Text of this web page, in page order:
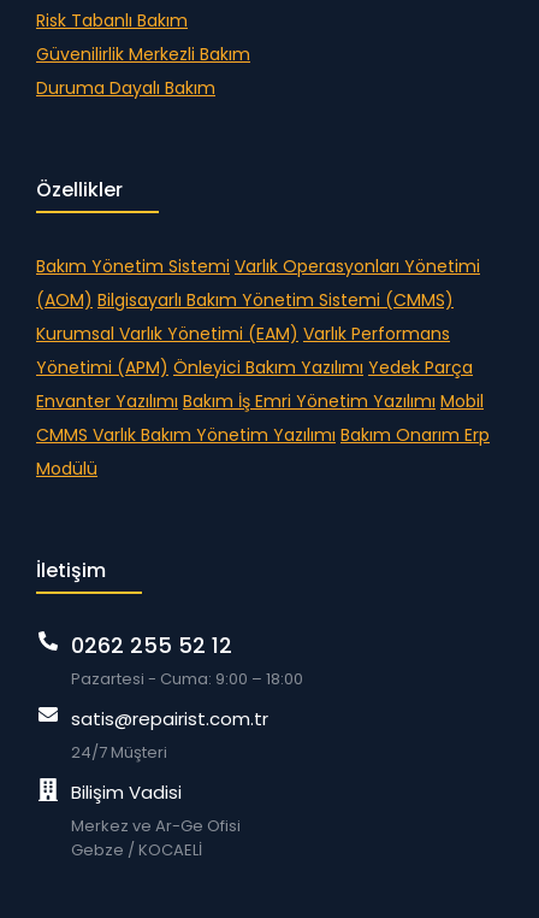
Risk Tabanlı Bakım
Güvenilirlik Merkezli Bakım
Duruma Dayalı Bakım
Özellikler
Bakım Yönetim Sistemi Varlık Operasyonları Yönetimi
(AOM) Bilgisayarlı Bakım Yönetim Sistemi (CMMS)
Kurumsal Varlık Yönetimi (EAM) Varlık Performans
Yönetimi (APM) Önleyici Bakım Yazılımı Yedek Parça
Envanter Yazılımı Bakım İş Emri Yönetim Yazılımı Mobil
CMMS Varlık Bakım Yönetim Yazılımı Bakım Onarım Erp
Modülü
İletişim
0262 255 52 12
Pazartesi - Cuma: 9:00 – 18:00
satis@repairist.com.tr
24/7 Müşteri
Bilişim Vadisi
Merkez ve Ar-Ge Ofisi
Gebze / KOCAELİ